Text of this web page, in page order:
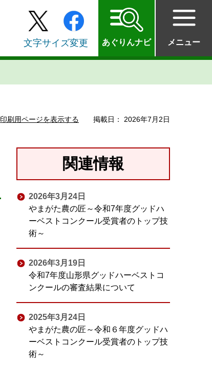
文字サイズ変更 あぐりんナビ メニュー
印刷用ページを表示する 掲載日： 2026年7月2日
関連情報
2026年3月24日
やまがた農の匠～令和7年度グッドハ
ーベストコンクール受賞者のトップ技
術～
2026年3月19日
令和7年度山形県グッドハーベストコ
ンクールの審査結果について
2025年3月24日
やまがた農の匠～令和６年度グッドハ
ーベストコンクール受賞者のトップ技
術～